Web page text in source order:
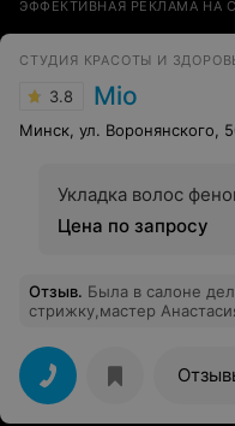
ЭФФЕКТИВНАЯ РЕКЛАМА НА
СТУДИЯ КРАСОТЫ И
3.8 Mio
Минск, ул. Воронянского,
Укладка волос
Цена по запросу
Отзыв. Была в салоне
стрижку,мастер Анастасия девушка не
окраски волос было
видно аллергия на
совсем не порадовал,им
сорвать ,а на